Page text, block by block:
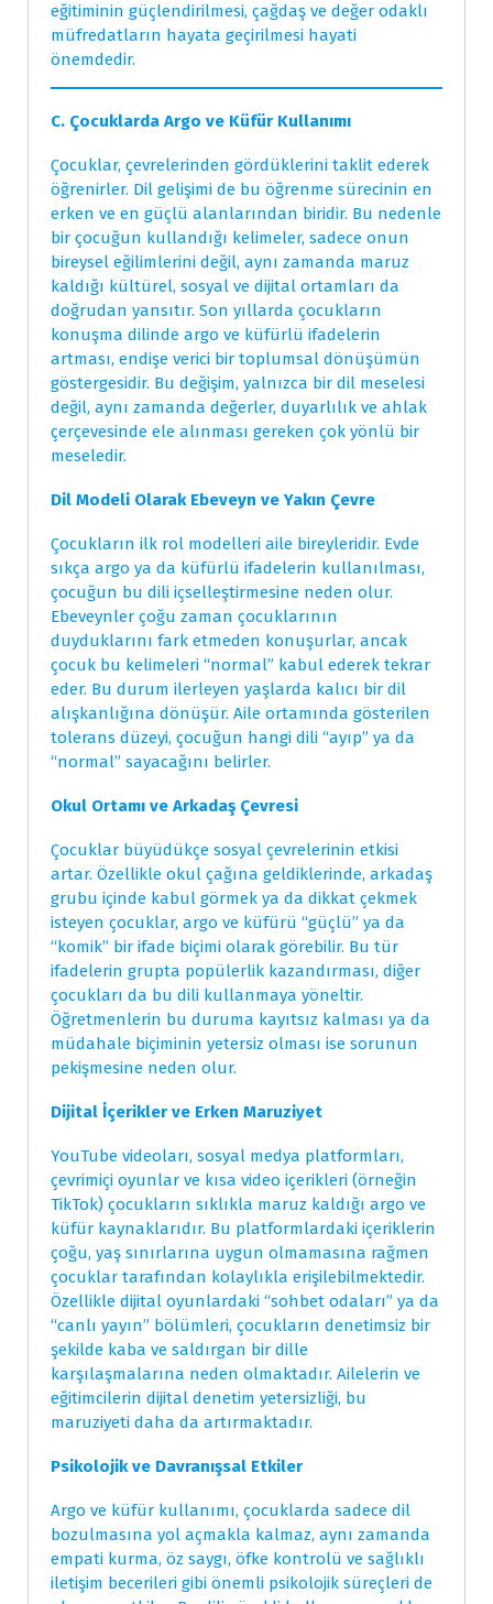
eğitiminin güçlendirilmesi, çağdaş ve değer odaklı
müfredatların hayata geçirilmesi hayati
önemdedir.
C. Çocuklarda Argo ve Küfür Kullanımı
Çocuklar, çevrelerinden gördüklerini taklit ederek
öğrenirler. Dil gelişimi de bu öğrenme sürecinin en
erken ve en güçlü alanlarından biridir. Bu nedenle
bir çocuğun kullandığı kelimeler, sadece onun
bireysel eğilimlerini değil, aynı zamanda maruz
kaldığı kültürel, sosyal ve dijital ortamları da
doğrudan yansıtır. Son yıllarda çocukların
konuşma dilinde argo ve küfürlü ifadelerin
artması, endişe verici bir toplumsal dönüşümün
göstergesidir. Bu değişim, yalnızca bir dil meselesi
değil, aynı zamanda değerler, duyarlılık ve ahlak
çerçevesinde ele alınması gereken çok yönlü bir
meseledir.
Dil Modeli Olarak Ebeveyn ve Yakın Çevre
Çocukların ilk rol modelleri aile bireyleridir. Evde
sıkça argo ya da küfürlü ifadelerin kullanılması,
çocuğun bu dili içselleştirmesine neden olur.
Ebeveynler çoğu zaman çocuklarının
duyduklarını fark etmeden konuşurlar, ancak
çocuk bu kelimeleri “normal” kabul ederek tekrar
eder. Bu durum ilerleyen yaşlarda kalıcı bir dil
alışkanlığına dönüşür. Aile ortamında gösterilen
tolerans düzeyi, çocuğun hangi dili “ayıp” ya da
“normal” sayacağını belirler.
Okul Ortamı ve Arkadaş Çevresi
Çocuklar büyüdükçe sosyal çevrelerinin etkisi
artar. Özellikle okul çağına geldiklerinde, arkadaş
grubu içinde kabul görmek ya da dikkat çekmek
isteyen çocuklar, argo ve küfürü “güçlü” ya da
“komik” bir ifade biçimi olarak görebilir. Bu tür
ifadelerin grupta popülerlik kazandırması, diğer
çocukları da bu dili kullanmaya yöneltir.
Öğretmenlerin bu duruma kayıtsız kalması ya da
müdahale biçiminin yetersiz olması ise sorunun
pekişmesine neden olur.
Dijital İçerikler ve Erken Maruziyet
YouTube videoları, sosyal medya platformları,
çevrimiçi oyunlar ve kısa video içerikleri (örneğin
TikTok) çocukların sıklıkla maruz kaldığı argo ve
küfür kaynaklarıdır. Bu platformlardaki içeriklerin
çoğu, yaş sınırlarına uygun olmamasına rağmen
çocuklar tarafından kolaylıkla erişilebilmektedir.
Özellikle dijital oyunlardaki “sohbet odaları” ya da
“canlı yayın” bölümleri, çocukların denetimsiz bir
şekilde kaba ve saldırgan bir dille
karşılaşmalarına neden olmaktadır. Ailelerin ve
eğitimcilerin dijital denetim yetersizliği, bu
maruziyeti daha da artırmaktadır.
Psikolojik ve Davranışsal Etkiler
Argo ve küfür kullanımı, çocuklarda sadece dil
bozulmasına yol açmakla kalmaz, aynı zamanda
empati kurma, öz saygı, öfke kontrolü ve sağlıklı
iletişim becerileri gibi önemli psikolojik süreçleri de